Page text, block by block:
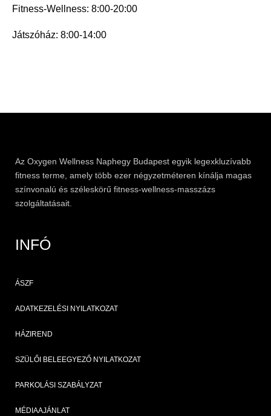
Fitness-Wellness: 8:00-20:00
Játszóház: 8:00-14:00
Az Oxygen Wellness Naphegy Budapest egyik legexkluzívabb
fitness terme, amely több ezer négyzetméteren kínálja magas
színvonalú és széleskörű fitness-wellness-masszázs
szolgáltatásait.
INFÓ
ÁSZF
ADATKEZELÉSI NYILATKOZAT
HÁZIREND
SZÜLŐI BELEEGYEZŐ NYILATKOZAT
PARKOLÁSI SZABÁLYZAT
MÉDIAAJÁNLAT